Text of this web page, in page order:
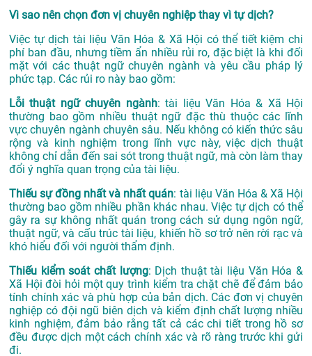
Vì sao nên chọn đơn vị chuyên nghiệp thay vì tự dịch?
Việc tự dịch tài liệu Văn Hóa & Xã Hội có thể tiết kiệm chi
phí ban đầu, nhưng tiềm ẩn nhiều rủi ro, đặc biệt là khi đối
mặt với các thuật ngữ chuyên ngành và yêu cầu pháp lý
phức tạp. Các rủi ro này bao gồm:
Lỗi thuật ngữ chuyên ngành: tài liệu Văn Hóa & Xã Hội
thường bao gồm nhiều thuật ngữ đặc thù thuộc các lĩnh
vực chuyên ngành chuyên sâu. Nếu không có kiến thức sâu
rộng và kinh nghiệm trong lĩnh vực này, việc dịch thuật
không chỉ dẫn đến sai sót trong thuật ngữ, mà còn làm thay
đổi ý nghĩa quan trọng của tài liệu.
Thiếu sự đồng nhất và nhất quán: tài liệu Văn Hóa & Xã Hội
thường bao gồm nhiều phần khác nhau. Việc tự dịch có thể
gây ra sự không nhất quán trong cách sử dụng ngôn ngữ,
thuật ngữ, và cấu trúc tài liệu, khiến hồ sơ trở nên rời rạc và
khó hiểu đối với người thẩm định.
Thiếu kiểm soát chất lượng: Dịch thuật tài liệu Văn Hóa &
Xã Hội đòi hỏi một quy trình kiểm tra chặt chẽ để đảm bảo
tính chính xác và phù hợp của bản dịch. Các đơn vị chuyên
nghiệp có đội ngũ biên dịch và kiểm định chất lượng nhiều
kinh nghiệm, đảm bảo rằng tất cả các chi tiết trong hồ sơ
đều được dịch một cách chính xác và rõ ràng trước khi gửi
đi.